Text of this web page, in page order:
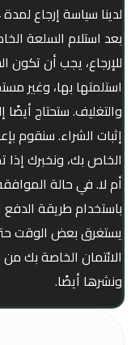
بعد استلام السلعة
للإرجاع، يجب أن تكون
استلمتها بها، وغير
والتغليف. ستحتاج
إثبات الشراء. سنقوم
الخاص بك، ونخبرك
أم لا. في حالة
باستخدام طريقة الدفع
يستغرق بعض الوقت
الائتمان الخاصة بك
ونشرها أيضًا.